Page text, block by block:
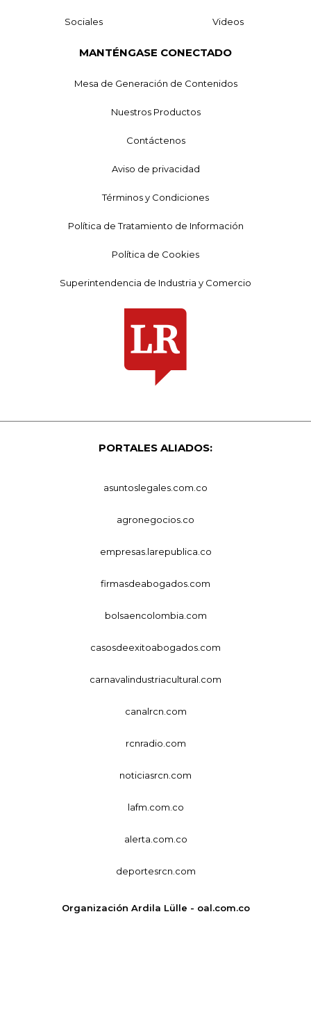
Sociales Videos
MANTÉNGASE CONECTADO
Mesa de Generación de Contenidos
Nuestros Productos
Contáctenos
Aviso de privacidad
Términos y Condiciones
Política de Tratamiento de Información
Política de Cookies
Superintendencia de Industria y Comercio
PORTALES ALIADOS:
asuntoslegales.com.co
agronegocios.co
empresas.larepublica.co
firmasdeabogados.com
bolsaencolombia.com
casosdeexitoabogados.com
carnavalindustriacultural.com
canalrcn.com
rcnradio.com
noticiasrcn.com
lafm.com.co
alerta.com.co
deportesrcn.com
Organización Ardila Lülle - oal.com.co